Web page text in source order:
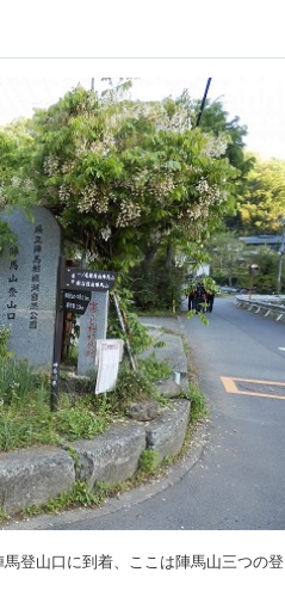
登山口に到着、ここは陣馬山三つの登